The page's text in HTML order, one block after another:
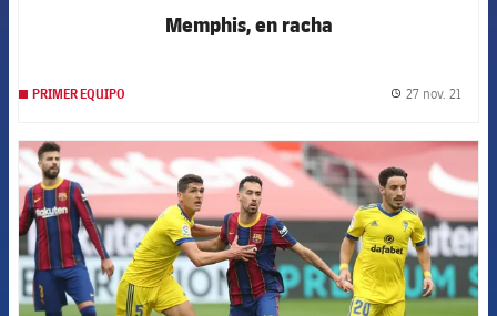
Memphis, en racha
PRIMER EQUIPO 27 nov. 21
FCB Barcelona badge